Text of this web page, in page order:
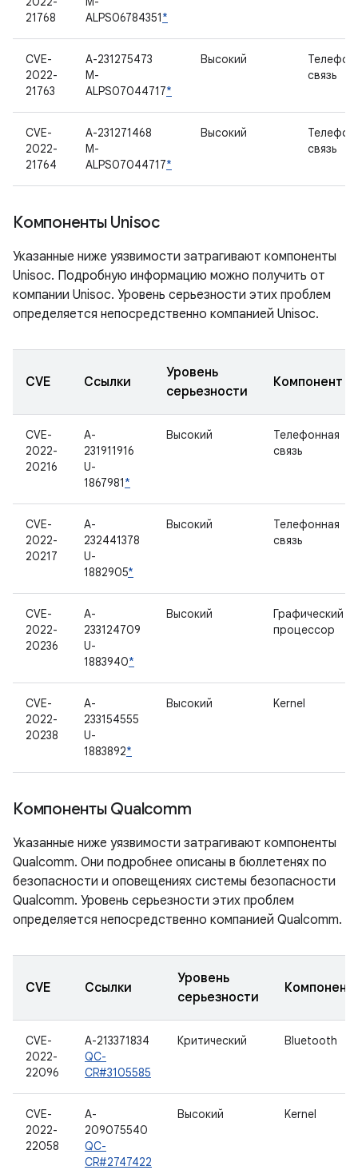
21768
ALPS06784351*
CVE-
2022-
21763
A-231275473
M-
ALPS07044717*
Высокий
связь
CVE-
2022-
21764
A-231271468
M-
ALPS07044717*
Высокий
связь
Компоненты Unisoc
Указанные ниже уязвимости затрагивают компоненты
Unisoc. Подробную информацию можно получить от
компании Unisoc. Уровень серьезности этих проблем
определяется непосредственно компанией Unisoc.
CVE Ссылки
Уровень
серьезности
Компонент
CVE-
2022-
20216
A-
231911916
U-
1867981*
Высокий
Телефонная
связь
CVE-
2022-
20217
A-
232441378
U-
1882905*
Высокий
Телефонная
связь
CVE-
2022-
20236
A-
233124709
U-
1883940*
Высокий
Графический
процессор
CVE-
2022-
20238
A-
233154555
U-
1883892*
Высокий Kernel
Компоненты Qualcomm
Указанные ниже уязвимости затрагивают компоненты
Qualcomm. Они подробнее описаны в бюллетенях по
безопасности и оповещениях системы безопасности
Qualcomm. Уровень серьезности этих проблем
определяется непосредственно компанией Qualcomm.
CVE Ссылки
Уровень
серьезности
Компонент
CVE-
2022-
22096
A-213371834
QC-
CR#3105585
Критический Bluetooth
CVE-
2022-
22058
A-
209075540
QC-
CR#2747422
Высокий Kernel